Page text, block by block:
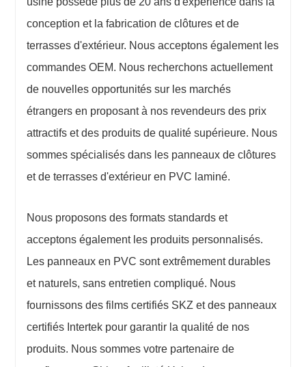
conception et la fabrication de clôtures et de
terrasses d'extérieur. Nous acceptons également les
commandes OEM. Nous recherchons actuellement
de nouvelles opportunités sur les marchés
étrangers en proposant à nos revendeurs des prix
attractifs et des produits de qualité supérieure. Nous
sommes spécialisés dans les panneaux de clôtures
et de terrasses d'extérieur en PVC laminé.
Nous proposons des formats standards et
acceptons également les produits personnalisés.
Les panneaux en PVC sont extrêmement durables
et naturels, sans entretien compliqué. Nous
fournissons des films certifiés SKZ et des panneaux
certifiés Intertek pour garantir la qualité de nos
produits. Nous sommes votre partenaire de